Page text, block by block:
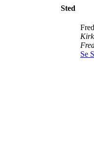
Sted
Se